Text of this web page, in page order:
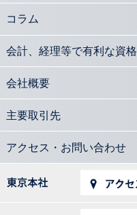
コラム
会計、経理等で有利な資格
会社概要
主要取引先
アクセス・お問い合わせ